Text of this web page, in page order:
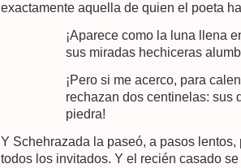
exactamente aquella de quien el poeta
¡Aparece como la luna llena
sus miradas hechiceras
¡Pero si me acerco, para
rechazan dos centinelas: sus
piedra!
Y Schehrazada la paseó, a pasos
todos los invitados. Y el recién casado